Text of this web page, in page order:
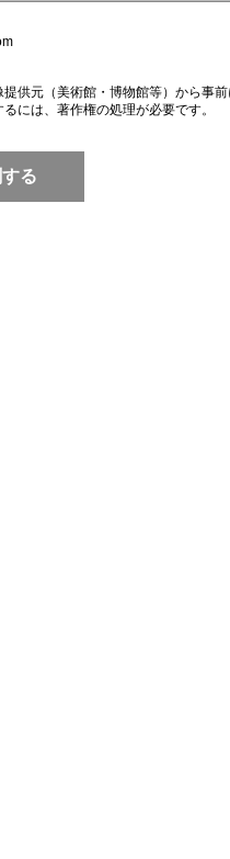
供元（美術館・博物館等）から事
には、著作権の処理が必要です。
る